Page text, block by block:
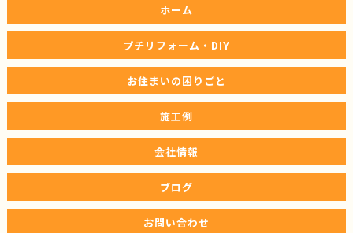
ホーム
プチリフォーム・DIY
お住まいの困りごと
施工例
会社情報
ブログ
お問い合わせ